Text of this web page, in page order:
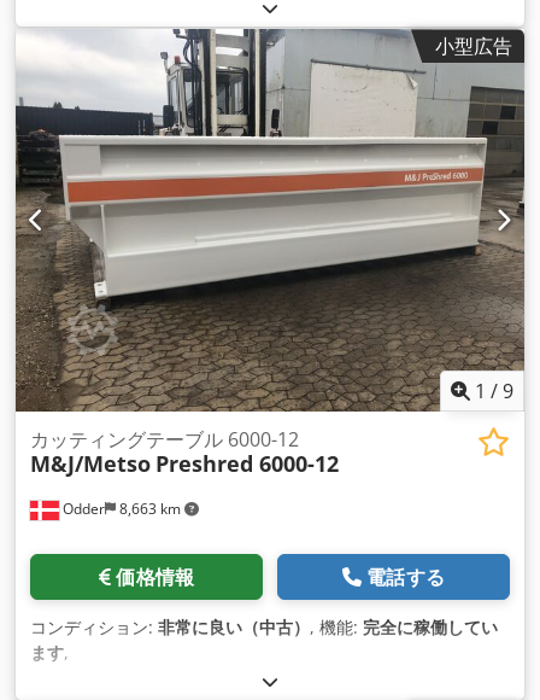
小型広告
1 /9
Odder 8,663 km
カッティングテーブル 6000-12
M&J/Metso Preshred 6000-12
価格情報 電話する
コンディション: 非常に良い（中古） , 機能: 完全に稼働してい
ます,